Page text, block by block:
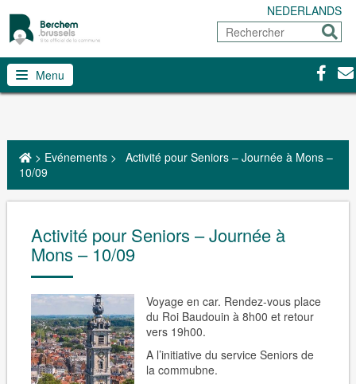
NEDERLANDS
Rechercher
Menu
> Evénements> Activité pour Seniors – Journée à Mons –
10/09
Activité pour Seniors – Journée à
Mons – 10/09
Voyage en car. Rendez-vous place
du Roi Baudouin à 8h00 et retour
vers 19h00.
A l’initiative du service Seniors de
la commubne.